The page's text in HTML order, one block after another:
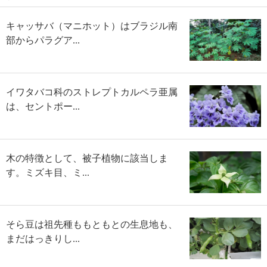
キャッサバ（マニホット）はブラジル南
部からパラグア...
イワタバコ科のストレプトカルペラ亜属
は、セントポー...
木の特徴として、被子植物に該当しま
す。ミズキ目、ミ...
そら豆は祖先種ももともとの生息地も、
まだはっきりし...